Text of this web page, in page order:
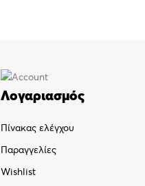
Λογαριασμός
Πίνακας ελέγχου
Παραγγελίες
Wishlist